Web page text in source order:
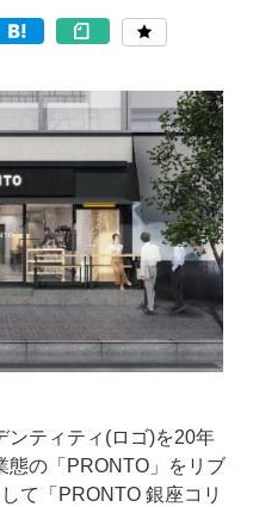
ンティティ(ロゴ)を20年
態の「PRONTO」をリブ
て「PRONTO 銀座コリ